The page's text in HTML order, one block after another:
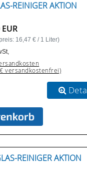
REINIGER AKTION
16,47 € / 1 Liter)
versandkostenfrei)
REINIGER AKTION